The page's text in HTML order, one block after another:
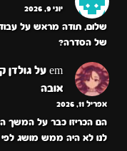
יוני 9, 2026
שלום, תודה מראש על
של הסדרה?
em על
אובה
אפריל 11, 2026
הם הכריזו כבר על המשך
לנו לא היה ממש מושג